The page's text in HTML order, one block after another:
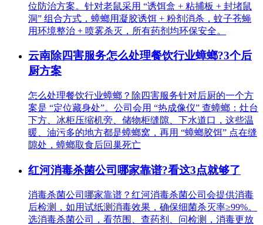
位防治方案。针对老鼠采用 “诱饵盒 + 粘捕板 + 封堵鼠
洞” 组合方式，蟑螂用凝胶诱饵 + 粉剂消杀，蚊子苍蝇
用环境整治 + 喷雾杀灭，所有药剂均环保安全。
云南除四害服务怎么处理餐饮行业蟑螂?3个后
厨方案
怎么处理餐饮行业蟑螂？除四害服务针对后厨的一个方
案是 “定位藏身处”。公司会用 “热成像仪” 查蟑螂：灶台
下方、冰柜压缩机旁、储物柜缝隙、下水道口，这些温
暖、油污多的地方都是蟑螂窝，再用 “蟑螂胶饵” 点在缝
隙处，蟑螂取食后回巢死亡
红河消毒杀菌公司哪家靠谱?看这3点就够了
消毒杀菌公司哪家靠谱？红河消毒杀菌公司会提供消毒
后检测，如用试纸测消毒效果，确保细菌杀灭率≥99%。
选消毒杀菌公司，看范围、查药剂、问检测，消毒更放